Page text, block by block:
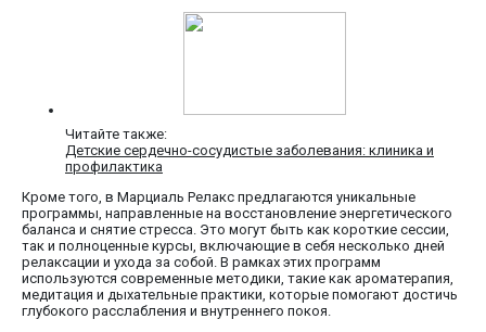
Читайте также:
Детские сердечно-сосудистые заболевания: клиника и
профилактика
Кроме того, в Марциаль Релакс предлагаются уникальные
программы, направленные на восстановление энергетического
баланса и снятие стресса. Это могут быть как короткие сессии,
так и полноценные курсы, включающие в себя несколько дней
релаксации и ухода за собой. В рамках этих программ
используются современные методики, такие как ароматерапия,
медитация и дыхательные практики, которые помогают достичь
глубокого расслабления и внутреннего покоя.